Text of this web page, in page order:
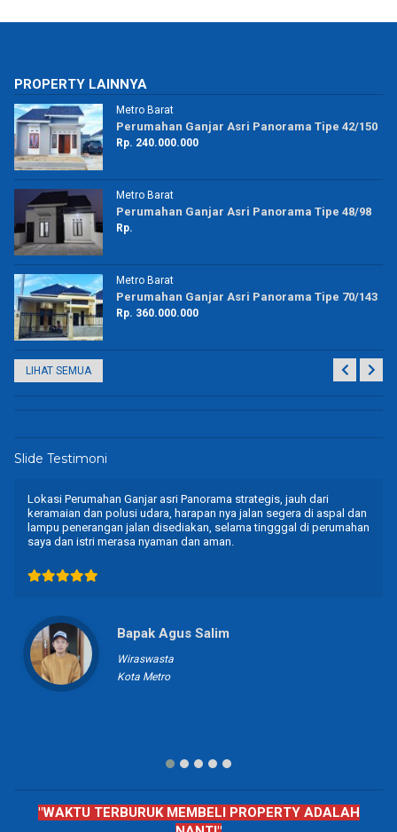
PROPERTY LAINNYA
Metro Barat
Perumahan Ganjar Asri Panorama Tipe 70/139
Rp. 360.000.000
Metro Utara
Perumahan Puri Casadena Tipe 42/80
Rp. 190.000.000
Metro Barat
Perumahan Ganjar Asri Panorama Tipe 48/150
Rp. 277.000.000
LIHAT SEMUA
Slide Testimoni
Lokasi Perumahan Ganjar asri Panorama strategis, jauh dari
keramaian dan polusi udara, harapan nya jalan segera di aspal dan
lampu penerangan jalan disediakan, selama tingggal di perumahan
saya dan istri merasa nyaman dan aman.
Bapak Agus Salim
Wiraswasta
Kota Metro
"WAKTU TERBURUK MEMBELI PROPERTY ADALAH